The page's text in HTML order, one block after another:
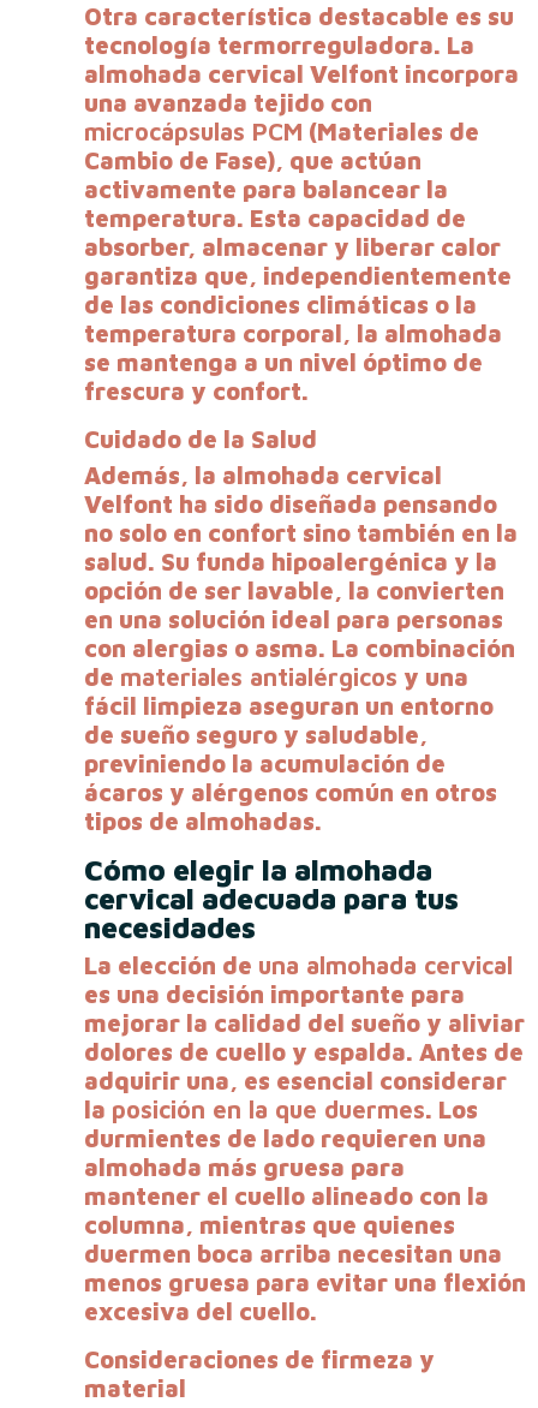
Otra característica destacable es su
tecnología termorreguladora. La
almohada cervical Velfont incorpora
una avanzada tejido con
microcápsulas PCM (Materiales de
Cambio de Fase), que actúan
activamente para balancear la
temperatura. Esta capacidad de
absorber, almacenar y liberar calor
garantiza que, independientemente
de las condiciones climáticas o la
temperatura corporal, la almohada
se mantenga a un nivel óptimo de
frescura y confort.
Cuidado de la Salud
Además, la almohada cervical
Velfont ha sido diseñada pensando
no solo en confort sino también en la
salud. Su funda hipoalergénica y la
opción de ser lavable, la convierten
en una solución ideal para personas
con alergias o asma. La combinación
de materiales antialérgicos y una
fácil limpieza aseguran un entorno
de sueño seguro y saludable,
previniendo la acumulación de
ácaros y alérgenos común en otros
tipos de almohadas.
Cómo elegir la almohada
cervical adecuada para tus
necesidades
La elección de una almohada cervical
es una decisión importante para
mejorar la calidad del sueño y aliviar
dolores de cuello y espalda. Antes de
adquirir una, es esencial considerar
la posición en la que duermes. Los
durmientes de lado requieren una
almohada más gruesa para
mantener el cuello alineado con la
columna, mientras que quienes
duermen boca arriba necesitan una
menos gruesa para evitar una flexión
excesiva del cuello.
Consideraciones de firmeza y
material